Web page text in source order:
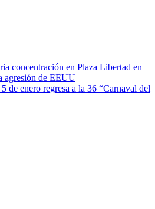
concentración en Plaza Libertad en
agresión de EEUU
de enero regresa a la 36 “Carnaval del